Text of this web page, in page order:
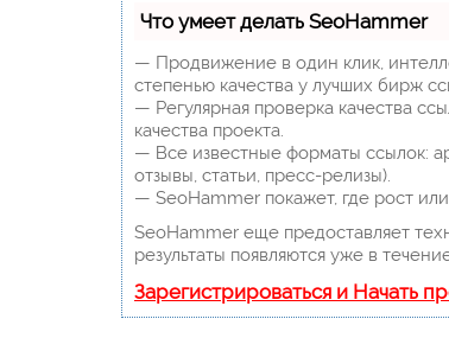
Что умеет делать SeoHammer
— Продвижение в один клик,
степенью качества у лучших бирж
— Регулярная проверка качества
качества проекта.
— Все известные форматы ссылок:
отзывы, статьи, пресс-релизы).
— SeoHammer покажет, где рост
SeoHammer еще предоставляет
результаты появляются уже в
Зарегистрироваться и Начать